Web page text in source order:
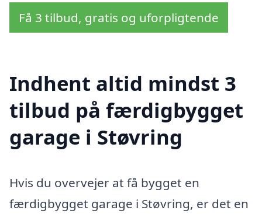
Få 3 tilbud, gratis og uforpligtende
Indhent altid mindst 3
tilbud på færdigbygget
garage i Støvring
Hvis du overvejer at få bygget en
færdigbygget garage i Støvring, er det en